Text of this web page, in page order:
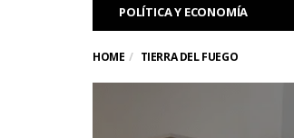
POLÍTICA Y ECONOMÍA
HOME TIERRA DEL FUEGO